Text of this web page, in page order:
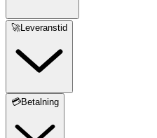
🚀Leveranstid
💳Betalning